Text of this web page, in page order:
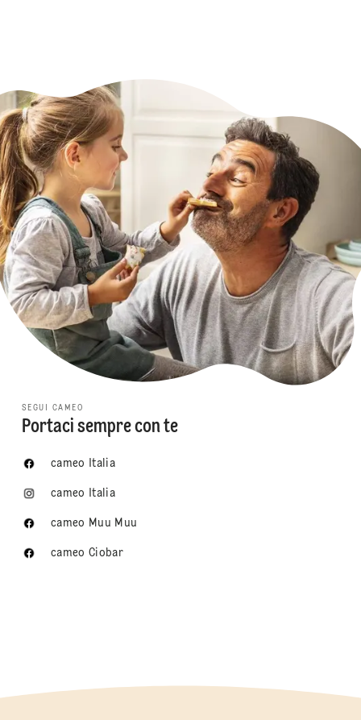
SEGUI CAMEO
Portaci sempre con te
cameo Italia
cameo Italia
cameo Muu Muu
cameo Ciobar